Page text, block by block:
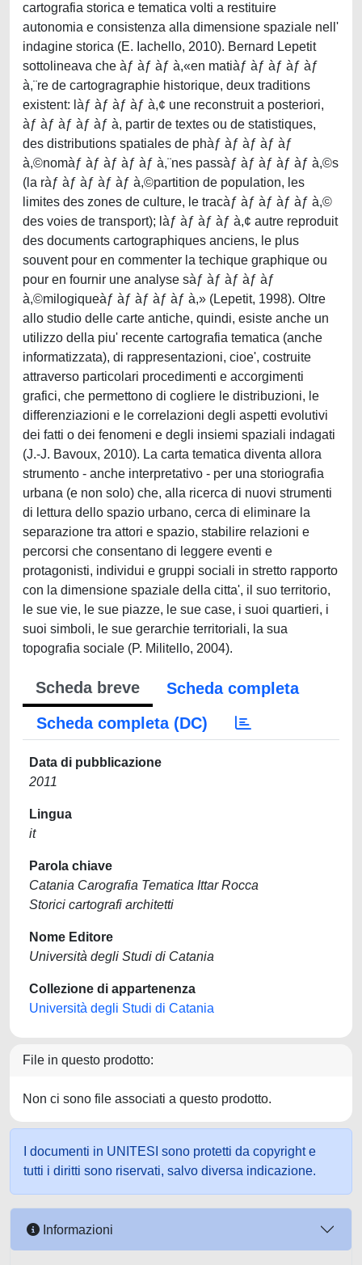
cartografia storica e tematica volti a restituire
autonomia e consistenza alla dimensione spaziale nell'
indagine storica (E. Iachello, 2010). Bernard Lepetit
sottolineava che àƒ àƒ àƒ à,«en matiàƒ àƒ àƒ àƒ àƒ
à,¨re de cartogragraphie historique, deux traditions
existent: làƒ àƒ àƒ àƒ à,¢ une reconstruit a posteriori,
àƒ àƒ àƒ àƒ àƒ à, partir de textes ou de statistiques,
des distributions spatiales de phàƒ àƒ àƒ àƒ àƒ
à,©nomàƒ àƒ àƒ àƒ àƒ à,¨nes passàƒ àƒ àƒ àƒ àƒ à,©s
(la ràƒ àƒ àƒ àƒ àƒ à,©partition de population, les
limites des zones de culture, le tracàƒ àƒ àƒ àƒ àƒ à,©
des voies de transport); làƒ àƒ àƒ àƒ à,¢ autre reproduit
des documents cartographiques anciens, le plus
souvent pour en commenter la techique graphique ou
pour en fournir une analyse sàƒ àƒ àƒ àƒ àƒ
à,©milogiqueàƒ àƒ àƒ àƒ àƒ à,» (Lepetit, 1998). Oltre
allo studio delle carte antiche, quindi, esiste anche un
utilizzo della piu' recente cartografia tematica (anche
informatizzata), di rappresentazioni, cioe', costruite
attraverso particolari procedimenti e accorgimenti
grafici, che permettono di cogliere le distribuzioni, le
differenziazioni e le correlazioni degli aspetti evolutivi
dei fatti o dei fenomeni e degli insiemi spaziali indagati
(J.-J. Bavoux, 2010). La carta tematica diventa allora
strumento - anche interpretativo - per una storiografia
urbana (e non solo) che, alla ricerca di nuovi strumenti
di lettura dello spazio urbano, cerca di eliminare la
separazione tra attori e spazio, stabilire relazioni e
percorsi che consentano di leggere eventi e
protagonisti, individui e gruppi sociali in stretto rapporto
con la dimensione spaziale della citta', il suo territorio,
le sue vie, le sue piazze, le sue case, i suoi quartieri, i
suoi simboli, le sue gerarchie territoriali, la sua
topografia sociale (P. Militello, 2004).
Scheda breve
Scheda completa
Scheda completa (DC)
Data di pubblicazione
2011
Lingua
it
Parola chiave
Catania Carografia Tematica Ittar Rocca
Storici cartografi architetti
Nome Editore
Università degli Studi di Catania
Collezione di appartenenza
Università degli Studi di Catania
File in questo prodotto:
Non ci sono file associati a questo prodotto.
I documenti in UNITESI sono protetti da copyright e
tutti i diritti sono riservati, salvo diversa indicazione.
Informazioni